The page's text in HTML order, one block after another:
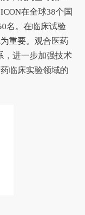
在全球38个国
名。在临床试验
重要。观合医药
，进一步加强技术
临床实验领域的